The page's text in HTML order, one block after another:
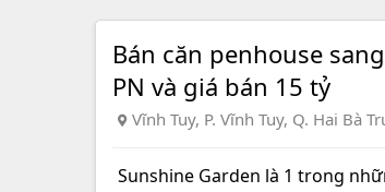
Bán căn penhouse
PN và giá bán 15 tỷ
Vĩnh Tuy, P. Vĩnh Tuy, Q. Hai Bà
Sunshine Garden là 1 trong